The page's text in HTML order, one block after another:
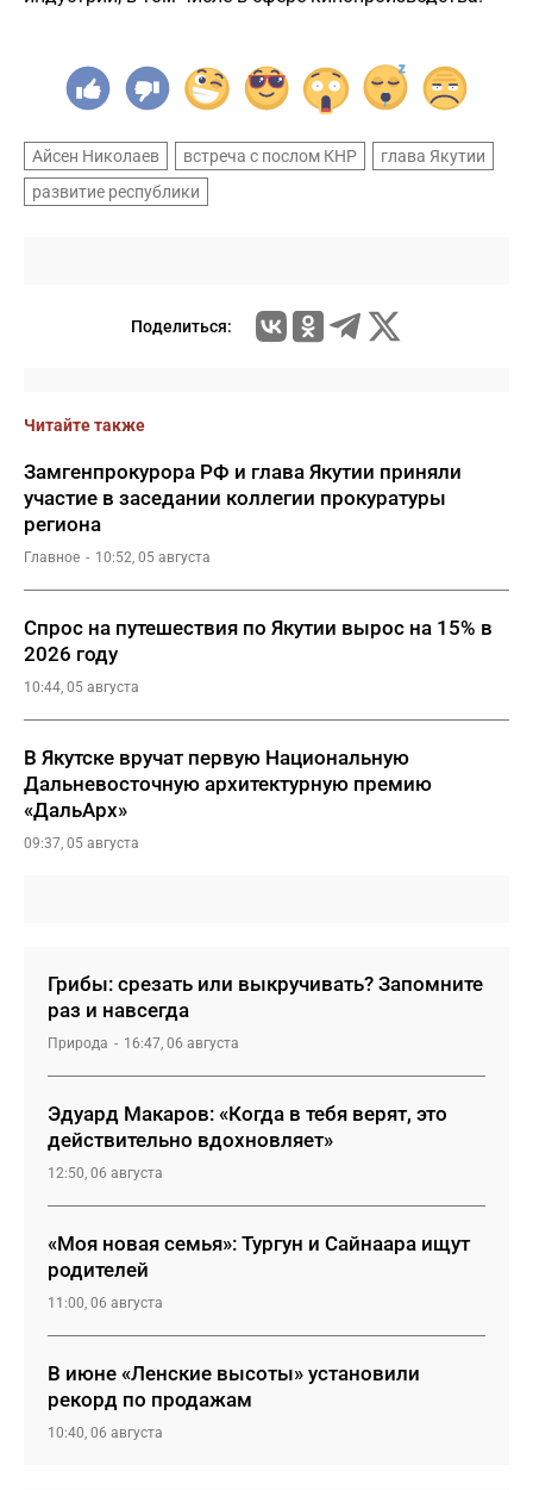
Айсен Николаев встреча с послом КНР
глава Якутии
развитие республики
Поделиться:
Читайте также
Замгенпрокурора РФ и глава Якутии приняли
участие в заседании коллегии прокуратуры
региона
Главное 10:52, 05 августа
Спрос на путешествия по Якутии вырос на 15% в
2026 году
10:44, 05 августа
В Якутске вручат первую Национальную
Дальневосточную архитектурную премию
«ДальАрх»
09:37, 05 августа
Грибы: срезать или выкручивать? Запомните
раз и навсегда
Природа 16:47, 06 августа
Эдуард Макаров: «Когда в тебя верят, это
действительно вдохновляет»
12:50, 06 августа
«Моя новая семья»: Тургун и Сайнаара ищут
родителей
11:00, 06 августа
В июне «Ленские высоты» установили
рекорд по продажам
10:40, 06 августа